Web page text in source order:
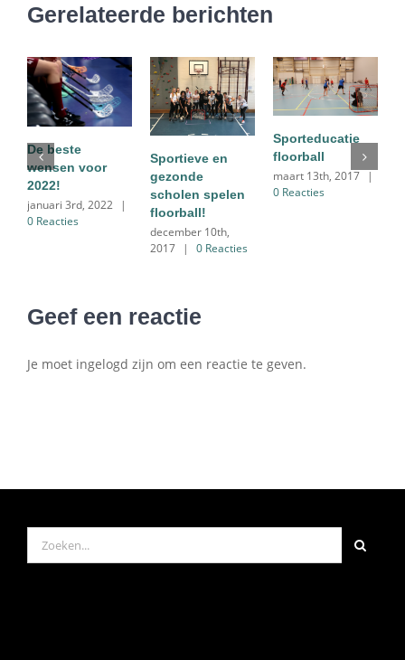
Gerelateerde berichten
De beste
wensen voor
2022!
januari 3rd, 2022
|
0 Reacties
Sportieve en
gezonde
scholen spelen
floorball!
december 10th,
2017
| 0 Reacties
Sporteducatie
floorball
maart 13th, 2017
|
0 Reacties
Geef een reactie
Je moet ingelogd zijn om een reactie te geven.
Zoeken
naar: